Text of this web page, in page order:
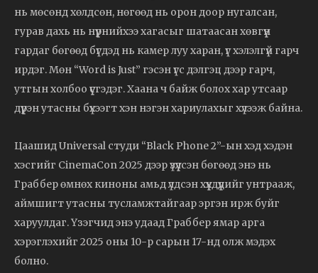
нь мөсөнд хөлдсөн, нөгөөд нь орон доор нугалсан,
гурав дахь нь нүүрнийхээ хагасыг шатаасан хөвгүүн
гардаг бөгөөд бүгдэд нь камер луу харан, үг хэлэлгүй гарч
ирдэг. Мөн “Word is Just” гэсэн үгс дэлгэц дээр гарч,
утгын холбоо үүсгэдэг. Хаана ч байж болох хар утсаар
дүүрэн утасны бүхээгт хэн нэгэн хариулахыг хүлээж байна.
Цаашид Universal студи “Black Phone 2”-ын хэд хэдэн
хэсгийг CinemaCon 2025 дээр үзүүлсэн бөгөөд энэ нь
Граббер өмнөх киноны амьд үлдсэн хүүхдүүдийг унтрааж,
аймшигт утасны тусламжтайгаар эргэн ирж буйг
харуулдаг. Үзэгчид энэ удаад Граббер ямар арга
хэрэглэхийг 2025 оны 10-р сарын 17-нд олж мэдэх
болно.